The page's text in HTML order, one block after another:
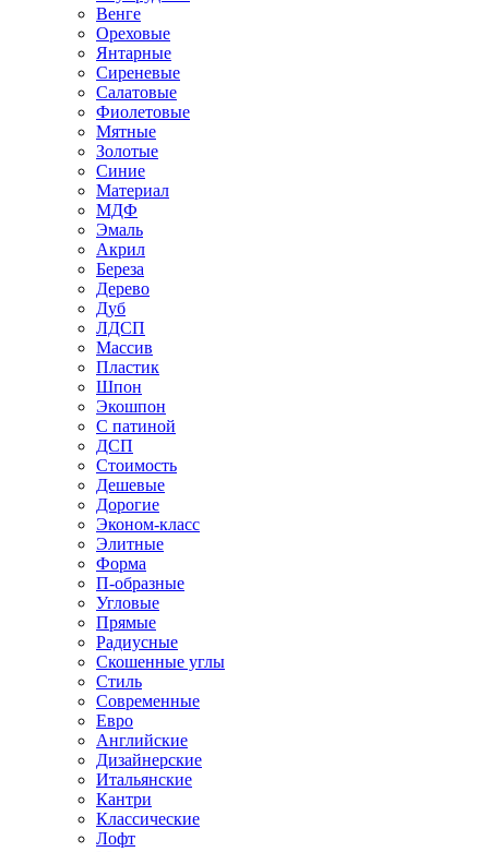
Венге
Ореховые
Янтарные
Сиреневые
Салатовые
Фиолетовые
Мятные
Золотые
Синие
Материал
МДФ
Эмаль
Акрил
Береза
Дерево
Дуб
ЛДСП
Массив
Пластик
Шпон
Экошпон
С патиной
ДСП
Стоимость
Дешевые
Дорогие
Эконом-класс
Элитные
Форма
П-образные
Угловые
Прямые
Радиусные
Скошенные углы
Стиль
Современные
Евро
Английские
Дизайнерские
Итальянские
Кантри
Классические
Лофт